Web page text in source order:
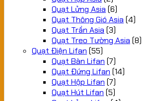
Quạt Lửng Asia (6)
Quạt Thông Gió Asia (4)
Quạt Trần Asia (3)
Quạt Treo Tường Asia (8)
Quạt Điện Lifan (55)
Quạt Bàn Lifan (7)
Quạt Đứng Lifan (14)
Quạt Hộp Lifan (7)
Quạt Hút Lifan (5)